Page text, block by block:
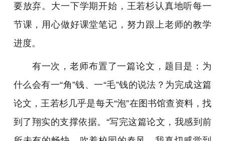
要放弃。大一下学期开始，王若杉认真地听每一
节课，用心做好课堂笔记，努力跟上老师的教学
进度。
有一次，老师布置了一篇论文，题目是：为
什么会有一“角”钱、一“毛”钱的说法？为完成这篇
论文，王若杉几乎是每天“泡”在图书馆查资料，找
到了翔实的支撑依据。“写完这篇论文，我感到前